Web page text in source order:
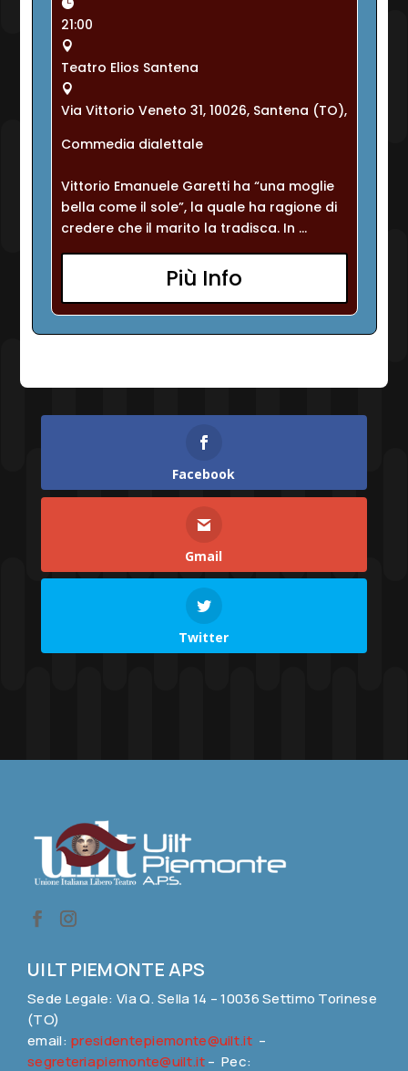
21:00
Teatro Elios Santena
Via Vittorio Veneto 31, 10026, Santena (TO),
Commedia dialettale
Vittorio Emanuele Garetti ha “una moglie
bella come il sole”, la quale ha ragione di
credere che il marito la tradisca. In ...
Più Info
Facebook
Gmail
Twitter
UILT PIEMONTE APS
Sede Legale: Via Q. Sella 14 – 10036 Settimo Torinese
(TO)
email: presidentepiemonte@uilt.it–
segreteriapiemonte@uilt.it– Pec: